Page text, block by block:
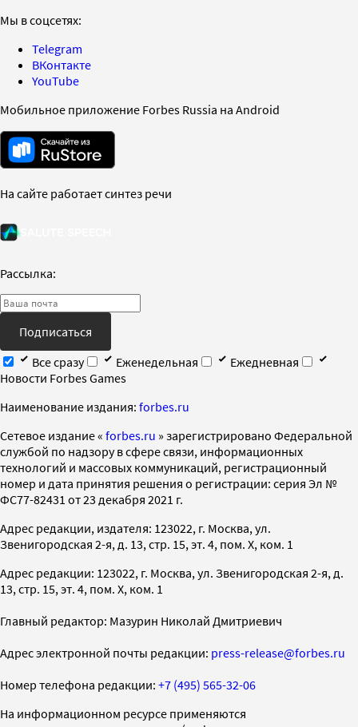
Мы в соцсетях:
Telegram
ВКонтакте
YouTube
Мобильное приложение Forbes Russia на Android
На сайте работает синтез речи
Рассылка:
Подписаться
Все сразу
Еженедельная
Ежедневная
Новости Forbes Games
Наименование издания: forbes.ru
Cетевое издание « forbes.ru » зарегистрировано Федеральной
службой по надзору в сфере связи, информационных
технологий и массовых коммуникаций, регистрационный
номер и дата принятия решения о регистрации: серия Эл №
ФС77-82431 от 23 декабря 2021 г.
Адрес редакции, издателя: 123022, г. Москва, ул.
Звенигородская 2-я, д. 13, стр. 15, эт. 4, пом. X, ком. 1
Адрес редакции: 123022, г. Москва, ул. Звенигородская 2-я, д.
13, стр. 15, эт. 4, пом. X, ком. 1
Главный редактор: Мазурин Николай Дмитриевич
Адрес электронной почты редакции: press-release@forbes.ru
Номер телефона редакции: +7 (495) 565-32-06
На информационном ресурсе применяются